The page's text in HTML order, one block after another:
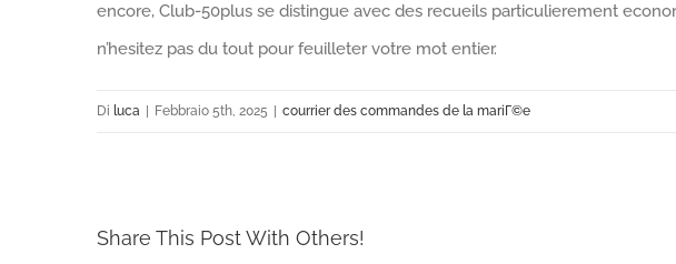
encore, Club-50plus se distingue avec des recueils particulierement
n’hesitez pas du tout pour feuilleter votre mot entier.
Di luca Febbraio 5th, 2025 courrier des commandes de la mariГ©e
Share This Post With Others!